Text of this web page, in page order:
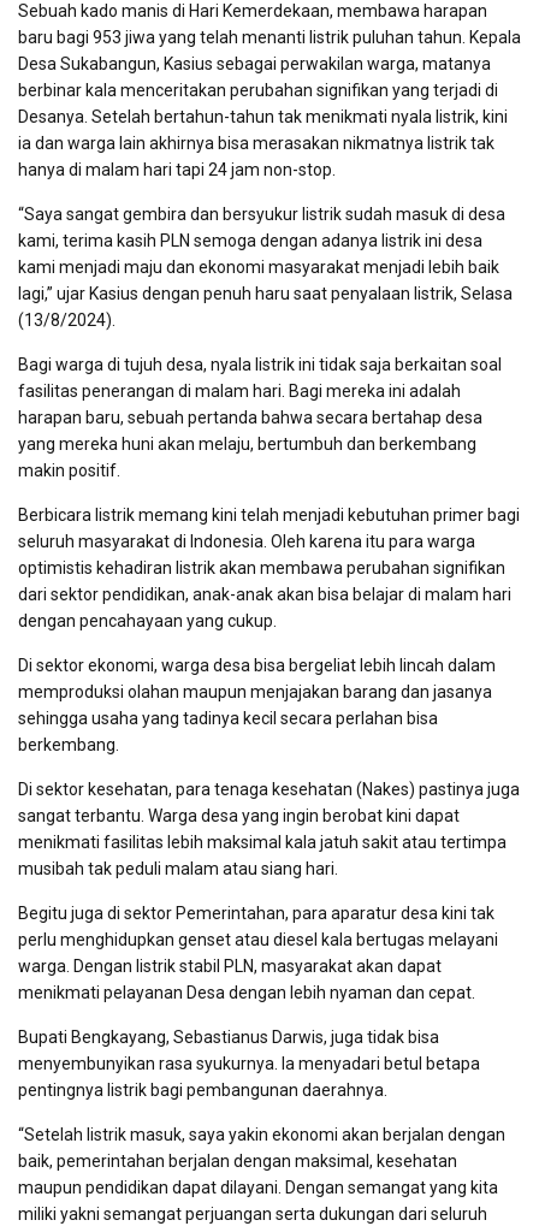
Sebuah kado manis di Hari Kemerdekaan, membawa harapan
baru bagi 953 jiwa yang telah menanti listrik puluhan tahun. Kepala
Desa Sukabangun, Kasius sebagai perwakilan warga, matanya
berbinar kala menceritakan perubahan signifikan yang terjadi di
Desanya. Setelah bertahun-tahun tak menikmati nyala listrik, kini
ia dan warga lain akhirnya bisa merasakan nikmatnya listrik tak
hanya di malam hari tapi 24 jam non-stop.
“Saya sangat gembira dan bersyukur listrik sudah masuk di desa
kami, terima kasih PLN semoga dengan adanya listrik ini desa
kami menjadi maju dan ekonomi masyarakat menjadi lebih baik
lagi,” ujar Kasius dengan penuh haru saat penyalaan listrik, Selasa
(13/8/2024).
Bagi warga di tujuh desa, nyala listrik ini tidak saja berkaitan soal
fasilitas penerangan di malam hari. Bagi mereka ini adalah
harapan baru, sebuah pertanda bahwa secara bertahap desa
yang mereka huni akan melaju, bertumbuh dan berkembang
makin positif.
Berbicara listrik memang kini telah menjadi kebutuhan primer bagi
seluruh masyarakat di Indonesia. Oleh karena itu para warga
optimistis kehadiran listrik akan membawa perubahan signifikan
dari sektor pendidikan, anak-anak akan bisa belajar di malam hari
dengan pencahayaan yang cukup.
Di sektor ekonomi, warga desa bisa bergeliat lebih lincah dalam
memproduksi olahan maupun menjajakan barang dan jasanya
sehingga usaha yang tadinya kecil secara perlahan bisa
berkembang.
Di sektor kesehatan, para tenaga kesehatan (Nakes) pastinya juga
sangat terbantu. Warga desa yang ingin berobat kini dapat
menikmati fasilitas lebih maksimal kala jatuh sakit atau tertimpa
musibah tak peduli malam atau siang hari.
Begitu juga di sektor Pemerintahan, para aparatur desa kini tak
perlu menghidupkan genset atau diesel kala bertugas melayani
warga. Dengan listrik stabil PLN, masyarakat akan dapat
menikmati pelayanan Desa dengan lebih nyaman dan cepat.
Bupati Bengkayang, Sebastianus Darwis, juga tidak bisa
menyembunyikan rasa syukurnya. Ia menyadari betul betapa
pentingnya listrik bagi pembangunan daerahnya.
“Setelah listrik masuk, saya yakin ekonomi akan berjalan dengan
baik, pemerintahan berjalan dengan maksimal, kesehatan
maupun pendidikan dapat dilayani. Dengan semangat yang kita
miliki yakni semangat perjuangan serta dukungan dari seluruh